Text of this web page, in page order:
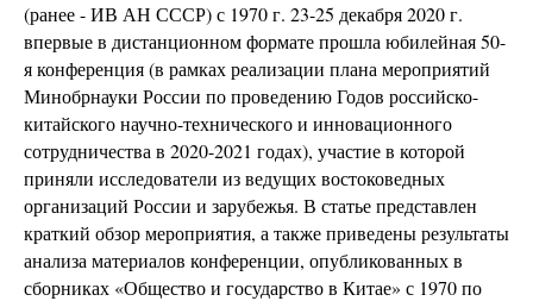
(ранее - ИВ АН СССР) с 1970 г. 23-25 декабря 2020 г.
впервые в дистанционном формате прошла юбилейная 50-
я конференция (в рамках реализации плана мероприятий
Минобрнауки России по проведению Годов российско-
китайского научно-технического и инновационного
сотрудничества в 2020-2021 годах), участие в которой
приняли исследователи из ведущих востоковедных
организаций России и зарубежья. В статье представлен
краткий обзор мероприятия, а также приведены результаты
анализа материалов конференции, опубликованных в
сборниках «Общество и государство в Китае» с 1970 по